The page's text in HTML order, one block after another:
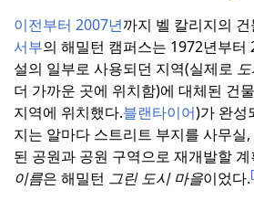
이전부터 2007년까지 벨 칼리지의
서부의 해밀턴 캠퍼스는 1972년부터
설의 일부로 사용되던 지역(실제로
더 가까운 곳에 위치함)에 대체된 건
지역에 위치했다.블랜타이어)가 완성
지는 알마다 스트리트 부지를 사무실
된 공원과 공원 구역으로 재개발할
이름은 해밀턴 그린 도시 마을이었다.